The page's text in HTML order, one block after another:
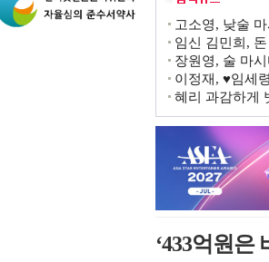
고소영, 낮술
임신 김민희,
장원영, 술 마
이정재, ♥임세
혜리 과감하게
‘433억원은